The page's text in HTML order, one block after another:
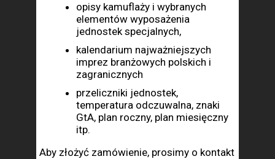
opisy kamuflaży i wybranych
elementów wyposażenia
jednostek specjalnych,
kalendarium najważniejszych
imprez branżowych polskich i
zagranicznych
przeliczniki jednostek,
temperatura odczuwalna, znaki
GtA, plan roczny, plan miesięczny
itp.
Aby złożyć zamówienie, prosimy o kontakt